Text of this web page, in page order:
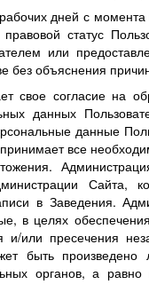
дней с
статус
или
объяснения
свое согласие на
данных
данные
все
в Заведения.
целях
или пресечения
быть произведено
органов, а